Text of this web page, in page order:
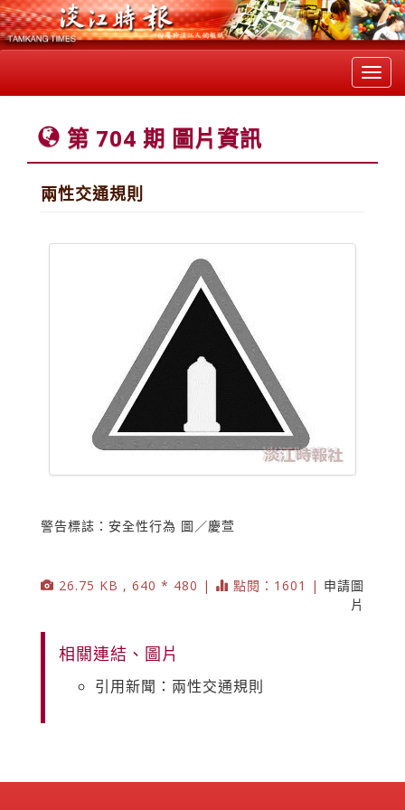
第 704 期 圖片資訊
兩性交通規則
警告標誌：安全性行為 圖／慶萱
26.75 KB , 640 * 480 | 點閱：1601 | 申請圖
片
相關連結、圖片
引用新聞：兩性交通規則